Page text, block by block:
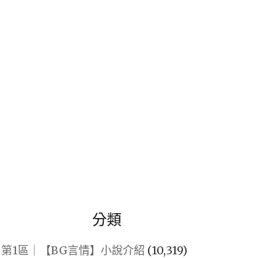
分類
第1區｜【BG言情】小說介紹 (10,319)